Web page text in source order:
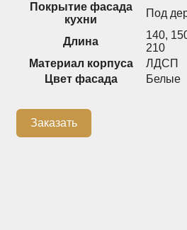
Доставка
Сотрудничество
Покрытие фасада
кухни
Под
Длина
140,
210
Материал корпуса
ЛДСП
Цвет фасада
Белые
Заказать